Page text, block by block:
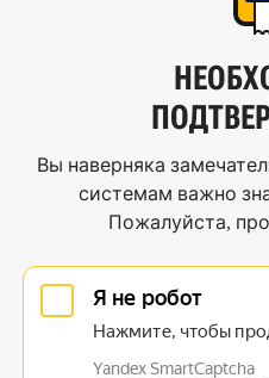
Вы наверняка
системам важно
Пожалуйста,